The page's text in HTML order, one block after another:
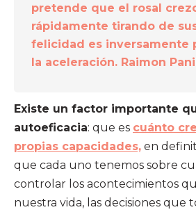
pretende que el rosal
rápidamente tirando de
felicidad es inversamente
la aceleración. Raimon
Existe un factor importante
autoeficacia: que es cuánto
propias capacidades, en
que cada uno tenemos sobre
controlar los acontecimientos
nuestra vida, las decisiones que